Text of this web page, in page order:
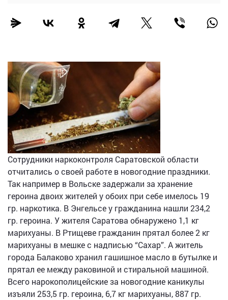
Сотрудники наркоконтроля Саратовской области
отчитались о своей работе в новогодние праздники.
Так например в Вольске задержали за хранение
героина двоих жителей у обоих при себе имелось 19
гр. наркотика. В Энгельсе у гражданина нашли 234,2
гр. героина. У жителя Саратова обнаружено 1,1 кг
марихуаны. В Ртищеве гражданин прятал более 2 кг
марихуаны в мешке с надписью “Сахар”. А житель
города Балаково хранил гашишное масло в бутылке и
прятал ее между раковиной и стиральной машиной.
Всего нарокополицейские за новогодние каникулы
изъяли 253,5 гр. героина, 6,7 кг марихуаны, 887 гр.